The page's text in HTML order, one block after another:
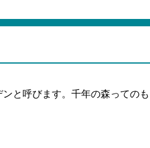
と呼びます。千年の森ってのも